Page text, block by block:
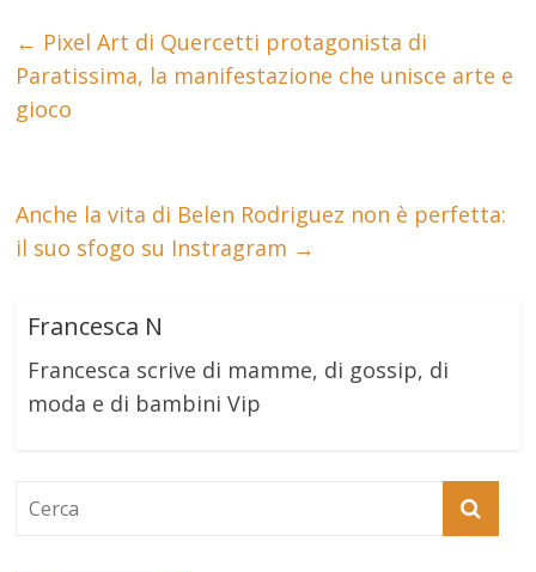
← Pixel Art di Quercetti protagonista di
Paratissima, la manifestazione che unisce arte e
gioco
Anche la vita di Belen Rodriguez non è perfetta:
il suo sfogo su Instragram →
Francesca N
Francesca scrive di mamme, di gossip, di
moda e di bambini Vip